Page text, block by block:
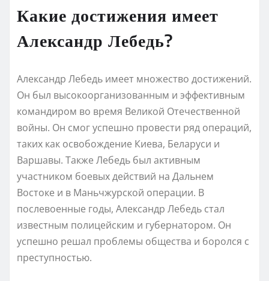
Какие достижения имеет
Александр Лебедь?
Александр Лебедь имеет множество достижений.
Он был высокоорганизованным и эффективным
командиром во время Великой Отечественной
войны. Он смог успешно провести ряд операций,
таких как освобождение Киева, Беларуси и
Варшавы. Также Лебедь был активным
участником боевых действий на Дальнем
Востоке и в Маньчжурской операции. В
послевоенные годы, Александр Лебедь стал
известным полицейским и губернатором. Он
успешно решал проблемы общества и боролся с
преступностью.